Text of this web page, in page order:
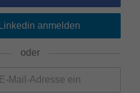
anmelden
oder